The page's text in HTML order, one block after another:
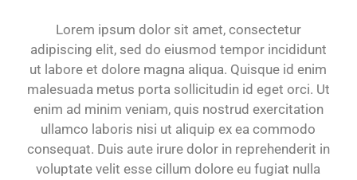
Lorem ipsum dolor sit amet, consectetur
adipiscing elit, sed do eiusmod tempor incididunt
ut labore et dolore magna aliqua. Quisque id enim
malesuada metus porta sollicitudin id eget orci. Ut
enim ad minim veniam, quis nostrud exercitation
ullamco laboris nisi ut aliquip ex ea commodo
consequat. Duis aute irure dolor in reprehenderit in
voluptate velit esse cillum dolore eu fugiat nulla